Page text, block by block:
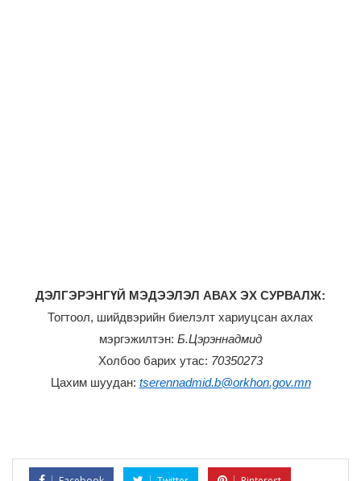
ДЭЛГЭРЭНГҮЙ МЭДЭЭЛЭЛ АВАХ ЭХ СУРВАЛЖ:
Тогтоол, шийдвэрийн биелэлт хариуцсан ахлах
мэргэжилтэн: Б.Цэрэннадмид
Холбоо барих утас: 70350273
Цахим шуудан: tserennadmid.b@orkhon.gov.mn